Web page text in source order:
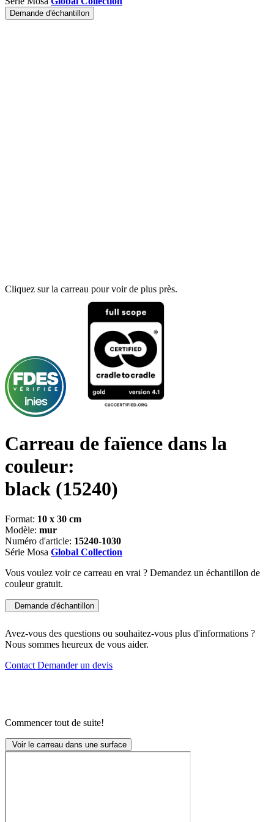
Demande d'échantillon
Cliquez sur la carreau pour voir de plus près.
Carreau de faïence dans la
couleur:
black (15240)
Format: 10 x 30 cm
Modèle: mur
Numéro d'article: 15240-1030
Série Mosa Global Collection
Vous voulez voir ce carreau en vrai ? Demandez un échantillon de
couleur gratuit.
Demande d'échantillon
Avez-vous des questions ou souhaitez-vous plus d'informations ?
Nous sommes heureux de vous aider.
Contact Demander un devis
Commencer tout de suite!
Voir le carreau dans une surface